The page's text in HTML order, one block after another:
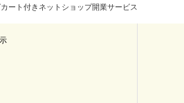
ート付きネットショップ開業サービス